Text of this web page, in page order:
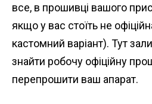
все, в прошивці вашого
якщо у вас стоїть не
кастомний варіант). Тут
знайти робочу офіційну
перепрошити ваш апарат.